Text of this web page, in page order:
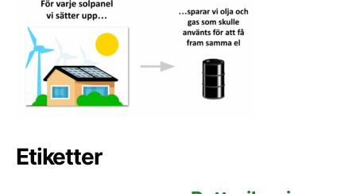
Etiketter